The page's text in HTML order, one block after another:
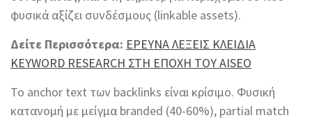
φυσικά αξίζει συνδέσμους (linkable assets).
Δείτε Περισσότερα: ΕΡΕΥΝΑ ΛΕΞΕΙΣ ΚΛΕΙΔΙΑ
KEYWORD RESEARCH ΣΤΗ ΕΠΟΧΗ ΤΟΥ AISEO
Το anchor text των backlinks είναι κρίσιμο. Φυσική
κατανομή με μείγμα branded (40-60%), partial match